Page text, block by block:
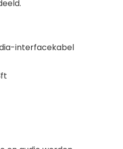
interfacekabel